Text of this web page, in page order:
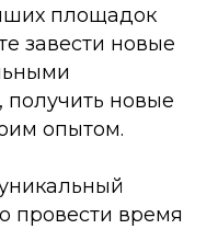
площадок
завести новые
новые
опытом.
провести время